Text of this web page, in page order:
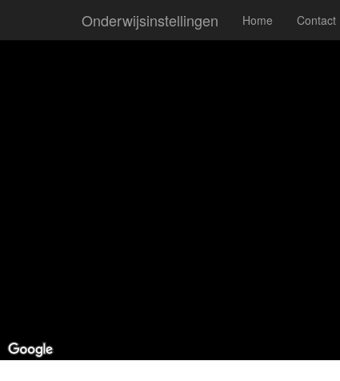
Onderwijsinstellingen Home Contact